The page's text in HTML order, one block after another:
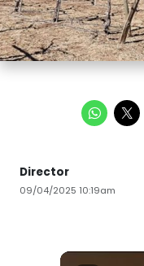
Director
09/04/2025 10:19am